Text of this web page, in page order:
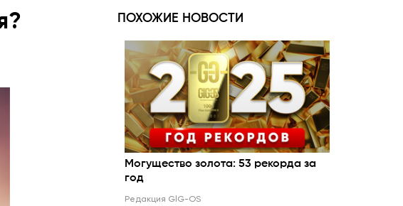
ПОХОЖИЕ НОВОСТИ
Могущество золота: 53 рекорда за
год
Редакция GlG-OS